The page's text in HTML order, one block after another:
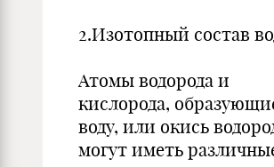
2.Изотопный состав
Атомы водорода и
кислорода,
воду, или окись
могут иметь